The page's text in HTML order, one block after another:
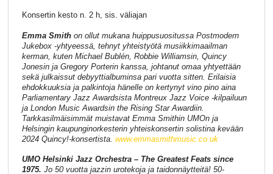
Konsertin kesto n. 2 h, sis. väliajan
Emma Smithon ollut mukana huippusuositussa Postmodern
Jukebox -yhtyeessä, tehnyt yhteistyötä musiikkimaailman
kerman, kuten Michael Bublén, Robbie Williamsin, Quincy
Jonesin ja Gregory Porterin kanssa, johtanut omaa yhtyettään
sekä julkaissut debyyttialbuminsa pari vuotta sitten. Erilaisia
ehdokkuuksia ja palkintoja hänelle on kertynyt vino pino aina
Parliamentary Jazz Awardsista Montreux Jazz Voice -kilpailuun
ja London Music Awardsin the Rising Star Awardiin.
Tarkkasilmäisimmät muistavat Emma Smithin UMOn ja
Helsingin kaupunginorkesterin yhteiskonsertin solistina kevään
2024 Quincy!-konsertista. www.emmasmithmusic.co.uk
UMO Helsinki Jazz Orchestra – The Greatest Feats since
1975. Jo 50 vuotta jazzin urotekoja ja taidonnäytteitä! 50-